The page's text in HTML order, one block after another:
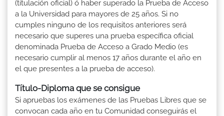
(titulación oficial) ó haber superado la Prueba de Acceso
a la Universidad para mayores de 25 años. Si no
cumples ninguno de los requisitos anteriores será
necesario que superes una prueba específica oficial
denominada Prueba de Acceso a Grado Medio (es
necesario cumplir al menos 17 años durante el año en
el que presentes a la prueba de acceso).
Título-Diploma que se consigue
Si apruebas los exámenes de las Pruebas Libres que se
convocan cada año en tu Comunidad conseguirás el